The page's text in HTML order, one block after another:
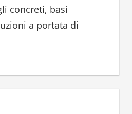
concreti, basi
a portata di